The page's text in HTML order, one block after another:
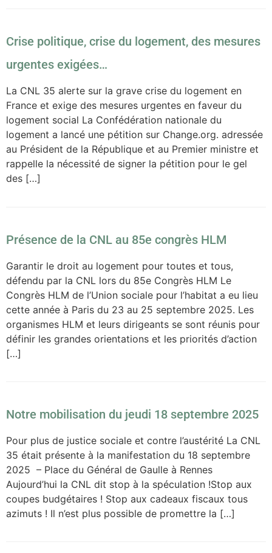
Crise politique, crise du logement, des mesures
urgentes exigées…
La CNL 35 alerte sur la grave crise du logement en
France et exige des mesures urgentes en faveur du
logement social La Confédération nationale du
logement a lancé une pétition sur Change.org. adressée
au Président de la République et au Premier ministre et
rappelle la nécessité de signer la pétition pour le gel
des […]
Présence de la CNL au 85e congrès HLM
Garantir le droit au logement pour toutes et tous,
défendu par la CNL lors du 85e Congrès HLM Le
Congrès HLM de l’Union sociale pour l’habitat a eu lieu
cette année à Paris du 23 au 25 septembre 2025. Les
organismes HLM et leurs dirigeants se sont réunis pour
définir les grandes orientations et les priorités d’action
[…]
Notre mobilisation du jeudi 18 septembre 2025
Pour plus de justice sociale et contre l’austérité La CNL
35 était présente à la manifestation du 18 septembre
2025 – Place du Général de Gaulle à Rennes
Aujourd’hui la CNL dit stop à la spéculation !Stop aux
coupes budgétaires ! Stop aux cadeaux fiscaux tous
azimuts ! Il n’est plus possible de promettre la […]